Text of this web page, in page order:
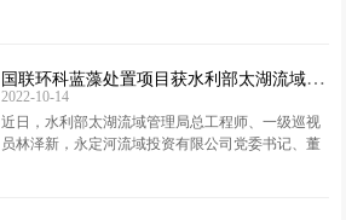
国联环科蓝藻处置项目获水利部太湖流域管理局肯定
2022-10-14
近日，水利部太湖流域管理局总工程师、一级巡视
员林泽新，永定河流域投资有限公司党委书记、董